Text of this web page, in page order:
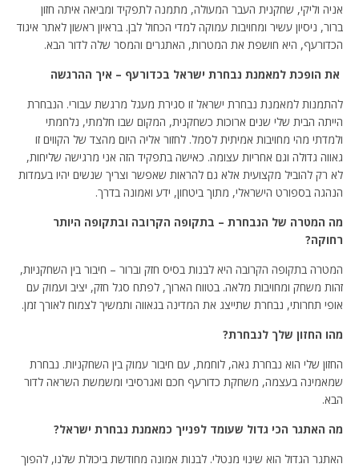
אניה וליקי, שחקנית העבר המעולה, מתמנה לתפקיד ומביאה איתה חזון
ברור, ניסיון עשיר ומחויבות עמוקה למדי הכחול לבן. בראיון ראשון לאתר איגוד
הכדורעף, היא חושפת את המטרות, האתגרים והמסר שלה לדור הבא.
את הופכת למאמנת נבחרת ישראל בכדורעף – איך ההרגשה
להתמנות למאמנת נבחרת ישראל זו סגירת מעגל מרגשת עבורי. הנבחרת
הייתה הבית שלי שנים ארוכות כשחקנית, המקום שבו חלמתי, נלחמתי
ולמדתי מהי מחויבות אמיתית לסמל. לחזור אליה היום מהצד של הקווים זו
גאווה גדולה וגם אחריות עצומה. כאישה בתפקיד הזה אני מרגישה שליחות,
לא רק להוביל מקצועית אלא גם להראות שאפשר וצריך שנשים יהיו בעמדות
הנהגה בספורט הישראלי, מתוך ביטחון, ידע ואמונה בדרך.
מה המטרה של הנבחרת – בתקופה הקרובה ובתקופה היותר
רחוקה?
המטרה בתקופה הקרובה היא לבנות בסיס חזק וברור – חיבור בין השחקניות,
זהות משחק ומחויבות מלאה. בטווח הארוך, לפתח סגל חזק, יציב ועמוק עם
אופי תחרותי, נבחרת שתייצג את המדינה בגאווה ותמשיך לצמוח לאורך זמן.
מהו החזון שלך לנבחרת?
החזון שלי הוא נבחרת גאה, לוחמת, עם חיבור עמוק בין השחקניות. נבחרת
שמאמינה בעצמה, משחקת כדורעף חכם ואגרסיבי ומשמשת השראה לדור
הבא.
מה האתגר הכי גדול שעומד לפנייך כמאמנת נבחרת ישראל?
האתגר הגדול הוא שינוי מנטלי. לבנות אמונה מחודשת ביכולת שלנו, להפוך